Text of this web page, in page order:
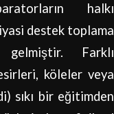
halkı
destek toplama
Farklı
köleler veya
sıkı bir eğitimden